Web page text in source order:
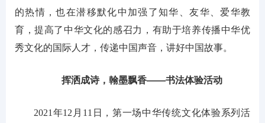
的热情，也在潜移默化中加强了知华、友华、爱华教
育，提高了中华文化的感召力，有助于培养传播中华优
秀文化的国际人才，传递中国声音，讲好中国故事。
挥洒成诗，翰墨飘香——书法体验活动
2021年12月11日，第一场中华传统文化体验系列活